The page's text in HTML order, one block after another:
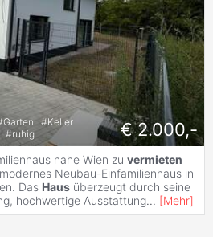
Garten #Keller
#ruhig € 2.000,-
nahe Wien zu vermieten
Neubau-Einfamilienhaus in
Das Haus überzeugt durch seine
hochwertige Ausstattung... [Mehr]